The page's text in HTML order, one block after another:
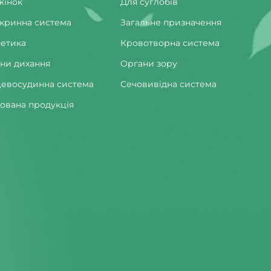
система
Загальне призначення
Кровотворна система
дихання
Органи зору
система
Сечовивідна система
продукція